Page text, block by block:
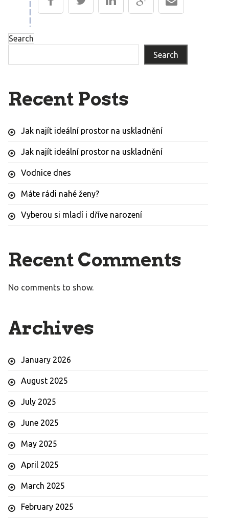
Search
Search
Recent Posts
Jak najít ideální prostor na uskladnění
Jak najít ideální prostor na uskladnění
Vodnice dnes
Máte rádi nahé ženy?
Vyberou si mladí i dříve narození
Recent Comments
No comments to show.
Archives
January 2026
August 2025
July 2025
June 2025
May 2025
April 2025
March 2025
February 2025